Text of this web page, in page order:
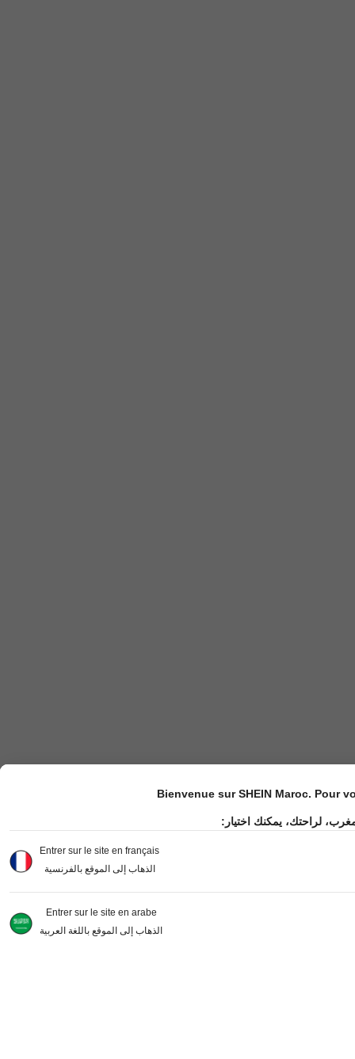
Bienvenue sur SHEIN Maroc. Pour
لراحتك، يمكنك اختيار:
Entrer sur le site en français
الذهاب إلى الموقع بالفرنسية
Entrer sur le site en arabe
الذهاب إلى الموقع باللغة العربية